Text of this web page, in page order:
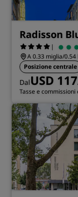
Radisson
|
A 0.33 miglia/
Posizione centrale
DalUSD 117
Tasse e commissioni